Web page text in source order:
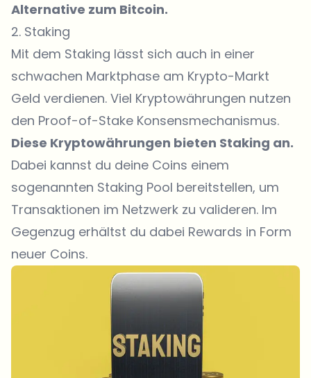
Alternative zum Bitcoin.
2. Staking
Mit dem Staking lässt sich auch in einer
schwachen Marktphase am Krypto-Markt
Geld verdienen. Viel Kryptowährungen nutzen
den Proof-of-Stake Konsensmechanismus.
Diese Kryptowährungen bieten Staking an.
Dabei kannst du deine Coins einem
sogenannten Staking Pool bereitstellen, um
Transaktionen im Netzwerk zu valideren. Im
Gegenzug erhältst du dabei Rewards in Form
neuer Coins.